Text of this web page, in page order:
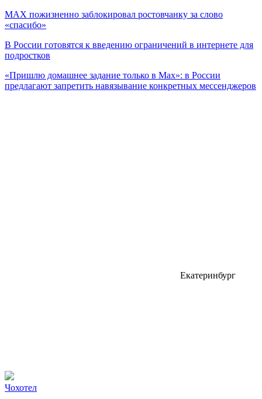
МАХ пожизненно заблокировал ростовчанку за слово
«спасибо»
В России готовятся к введению ограничений в интернете для
подростков
«Пришлю домашнее задание только в Max»: в России
предлагают запретить навязывание конкретных мессенджеров
Екатеринбург
Чохотел